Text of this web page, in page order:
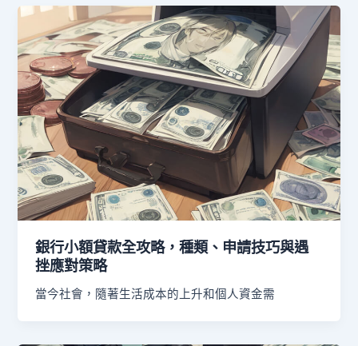
銀行小額貸款全攻略，種類、申請技巧與遇
挫應對策略
當今社會，隨著生活成本的上升和個人資金需